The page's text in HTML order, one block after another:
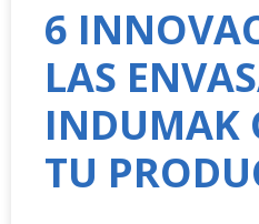
6
LAS
INDUMAK
TU